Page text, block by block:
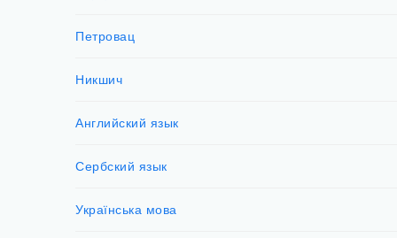
Петровац
Никшич
Английский язык
Сербский язык
Українська мова